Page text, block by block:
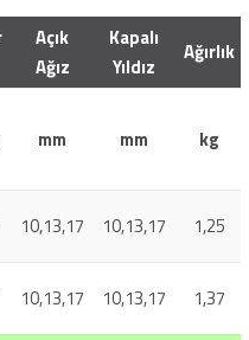
Açık
Ağız
Kapalı
Yıldız
Ağırlık
mm mm kg
10,13,17 10,13,17 1,25
10,13,17 10,13,17 1,37